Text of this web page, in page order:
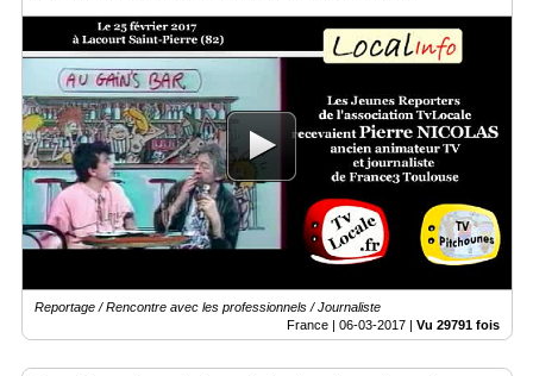
Reportage / Rencontre avec les professionnels / Journaliste
France | 06-03-2017 | Vu 29791 fois